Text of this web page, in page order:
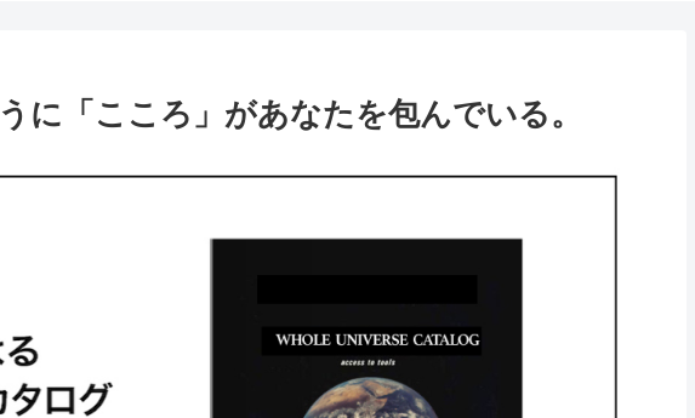
に「こころ」があなたを包んでいる。